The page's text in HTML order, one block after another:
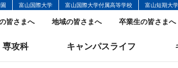
富山国際大学 富山国際大学付属高等学校 富山短期大
皆さまへ 地域の皆さまへ 卒業生の皆さまへ
専攻科 キャンパスライフ